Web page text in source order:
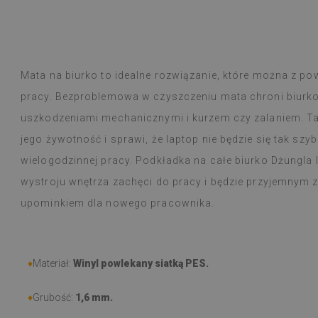
Mata na biurko to idealne rozwiązanie, które można z
pracy. Bezproblemowa w czyszczeniu mata chroni
uszkodzeniami mechanicznymi i kurzem czy zalaniem.
jego żywotność i sprawi, że laptop nie będzie się tak
wielogodzinnej pracy. Podkładka na całe biurko
wystroju wnętrza zachęci do pracy i będzie przyjemnym
upominkiem dla nowego pracownika.
♦Materiał: Winyl powlekany siatką PES.
♦Grubość: 1,6 mm.
Produkt dotarł
Montaż łatwy,
trudności a
Jestem bardzo
taka cienka
W
natężeniu
nie